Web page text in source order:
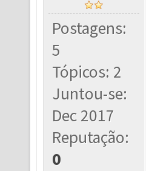
Postagens:
5
Tópicos: 2
Juntou-se:
Dec 2017
Reputação:
0